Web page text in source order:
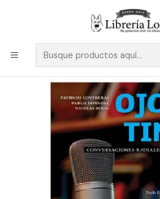
Despacho a todo Chile